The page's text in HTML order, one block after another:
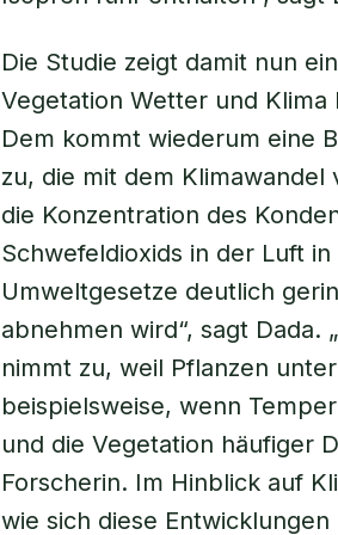
Die Studie zeigt damit nun
Vegetation Wetter und
Dem kommt wiederum eine
zu, die mit dem Klimawandel
die Konzentration des
Schwefeldioxids in der Luft
Umweltgesetze deutlich
abnehmen wird“, sagt Dada.
nimmt zu, weil Pflanzen
beispielsweise, wenn
und die Vegetation häufiger
Forscherin. Im Hinblick auf
wie sich diese